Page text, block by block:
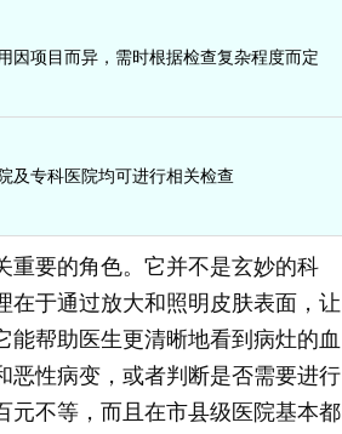
因项目而异，需时根据检查复杂程度而定
及专科医院均可进行相关检查
重要的角色。它并不是玄妙的科
在于通过放大和照明皮肤表面，让
帮助医生更清晰地看到病灶的血
恶性病变，或者判断是否需要进行
元不等，而且在市县级医院基本都